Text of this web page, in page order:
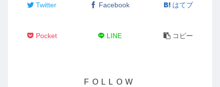
Twitter Facebook はてブ
Pocket LINE コピー